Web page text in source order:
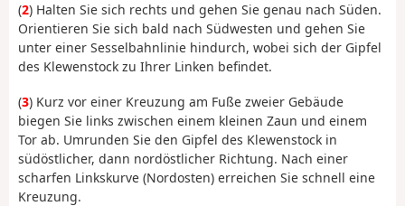
(2) Halten Sie sich rechts und gehen Sie genau nach Süden.
Orientieren Sie sich bald nach Südwesten und gehen Sie
unter einer Sesselbahnlinie hindurch, wobei sich der Gipfel
des Klewenstock zu Ihrer Linken befindet.
(3) Kurz vor einer Kreuzung am Fuße zweier Gebäude
biegen Sie links zwischen einem kleinen Zaun und einem
Tor ab. Umrunden Sie den Gipfel des Klewenstock in
südöstlicher, dann nordöstlicher Richtung. Nach einer
scharfen Linkskurve (Nordosten) erreichen Sie schnell eine
Kreuzung.